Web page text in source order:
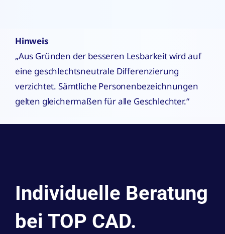
eine geschlechtsneutrale Differenzierung
verzichtet. Sämtliche Personenbezeichnungen
gelten gleichermaßen für alle Geschlechter.“
bei TOP CAD.